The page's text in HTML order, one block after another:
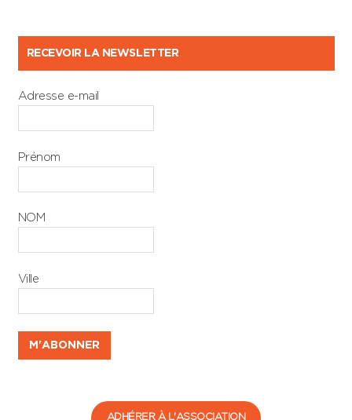
RECEVOIR LA NEWSLETTER
Adresse e-mail
Prénom
NOM
Ville
ADHÉRER À L'ASSOCIATION